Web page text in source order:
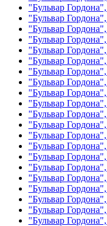
"Бульвар
"Бульвар
"Бульвар
"Бульвар
"Бульвар
"Бульвар
"Бульвар
"Бульвар
"Бульвар
"Бульвар
"Бульвар
"Бульвар
"Бульвар
"Бульвар
"Бульвар
"Бульвар
"Бульвар
"Бульвар
"Бульвар
"Бульвар
"Бульвар